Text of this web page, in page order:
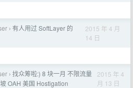
› 有人用过 SoftLayer 的
2015 年 4 月
14 日
› 找众筹啦:) 8 块一月 不限流量
OAH 美国 Hostigation
2015 年 4
月 13 日